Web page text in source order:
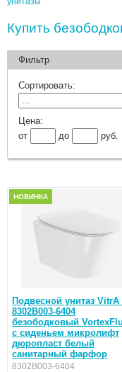
Купить
Фильтр
Сортировать:
Цена:
от
до руб.
Подвесной унитаз VitrA
8302B003-6404
безободковый
с сиденьем микролифт
дюропласт белый
санитарный фарфор
8302B003-6404
НОВИНКА